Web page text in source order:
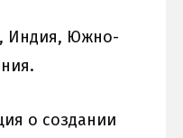
Индия, Южно-
о создании